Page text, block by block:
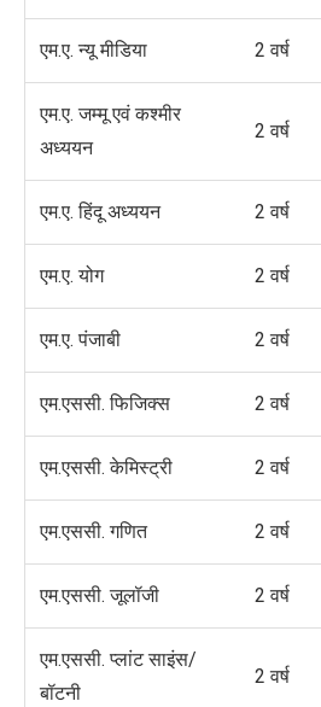
एम.ए. न्यू मीडिया 2 वर्ष
एम.ए. जम्मू एवं कश्मीर
अध्ययन
2 वर्ष
एम.ए. हिंदू अध्ययन 2 वर्ष
एम.ए. योग 2 वर्ष
एम.ए. पंजाबी 2 वर्ष
एम.एससी. फिजिक्स 2 वर्ष
एम.एससी. केमिस्ट्री 2 वर्ष
एम.एससी. गणित 2 वर्ष
एम.एससी. जूलॉजी 2 वर्ष
एम.एससी. प्लांट साइंस/
बॉटनी
2 वर्ष